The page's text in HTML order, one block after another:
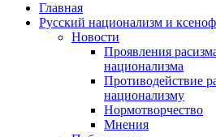
Главная
Русский национализм и
Новости
Проявления
национализма
Противодействие
национализму
Нормотворчество
Мнения